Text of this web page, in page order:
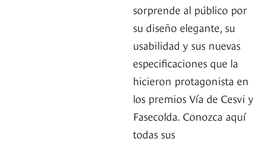
sorprende al público por
su diseño elegante, su
usabilidad y sus nuevas
especificaciones que la
hicieron protagonista en
los premios Vía de Cesvi y
Fasecolda. Conozca aquí
todas sus